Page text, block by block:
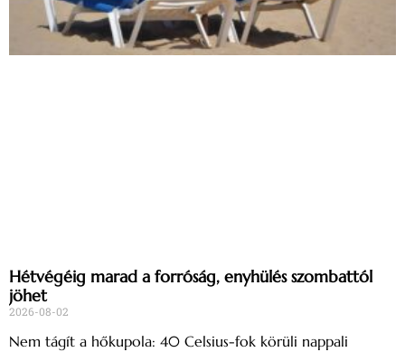
Hétvégéig marad a forróság, enyhülés szombattól
jöhet
2026-08-02
Nem tágít a hőkupola: 40 Celsius-fok körüli nappali